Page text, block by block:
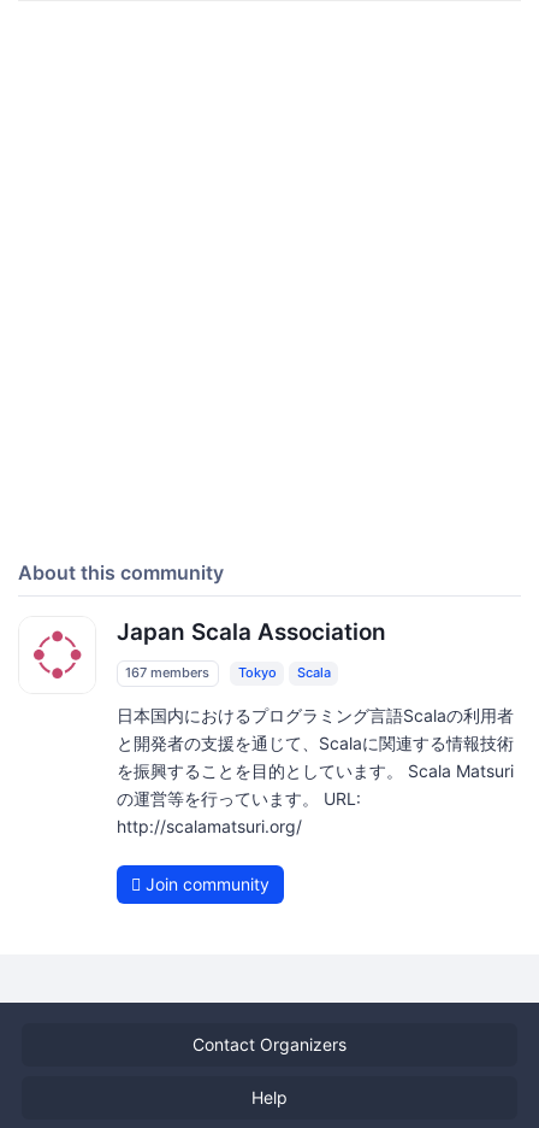
About this community
Japan Scala Association
167 members Tokyo Scala
日本国内におけるプログラミング言語Scalaの利用者
と開発者の支援を通じて、Scalaに関連する情報技術
を振興することを目的としています。 Scala Matsuri
の運営等を行っています。 URL:
http://scalamatsuri.org/
Join community
Contact Organizers
Help